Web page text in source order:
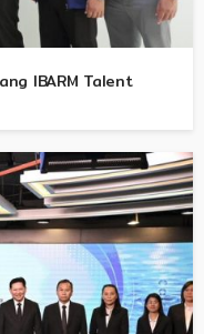
IBARM Talent